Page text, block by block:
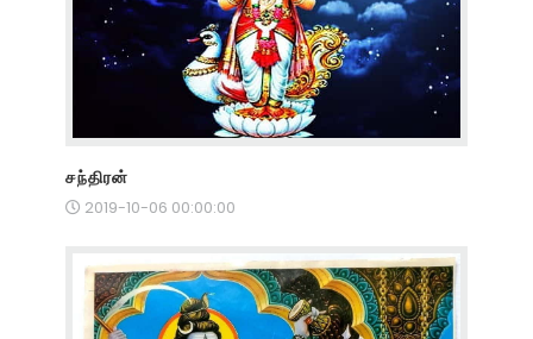
சந்திரன்
2019-10-06 00:00:00